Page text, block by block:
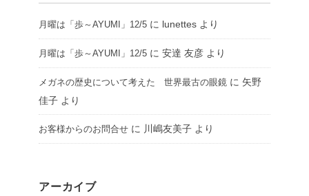
月曜は「歩～AYUMI」12/5 に lunettes より
月曜は「歩～AYUMI」12/5 に 安達 友彦 より
メガネの歴史について考えた 世界最古の眼鏡 に 矢野
佳子 より
お客様からのお問合せ に 川嶋友美子 より
アーカイブ